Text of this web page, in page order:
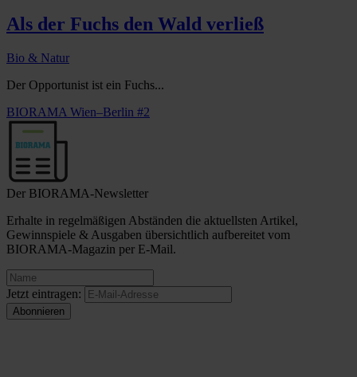
Als der Fuchs den Wald verließ
Bio & Natur
Der Opportunist ist ein Fuchs...
BIORAMA Wien–Berlin #2
Der BIORAMA-Newsletter
Erhalte in regelmäßigen Abständen die aktuellsten Artikel,
Gewinnspiele & Ausgaben übersichtlich aufbereitet vom
BIORAMA-Magazin per E-Mail.
Jetzt eintragen: